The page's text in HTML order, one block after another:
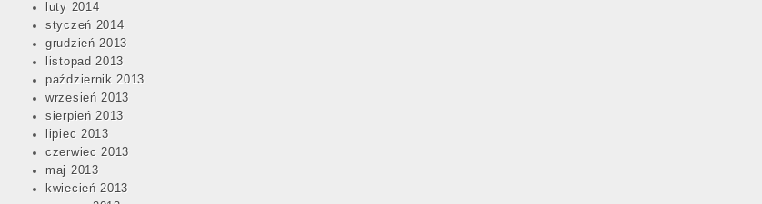
luty 2014
styczeń 2014
grudzień 2013
listopad 2013
październik 2013
wrzesień 2013
sierpień 2013
lipiec 2013
czerwiec 2013
maj 2013
kwiecień 2013